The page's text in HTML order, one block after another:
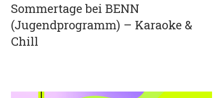
Sommertage bei BENN
(Jugendprogramm) – Karaoke &
Chill